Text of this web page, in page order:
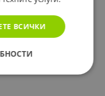
ВСИЧКИ